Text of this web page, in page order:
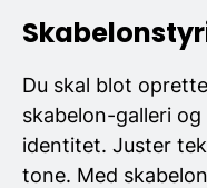
Du skal blot
skabelon-galleri
identitet. Juster
tone. Med